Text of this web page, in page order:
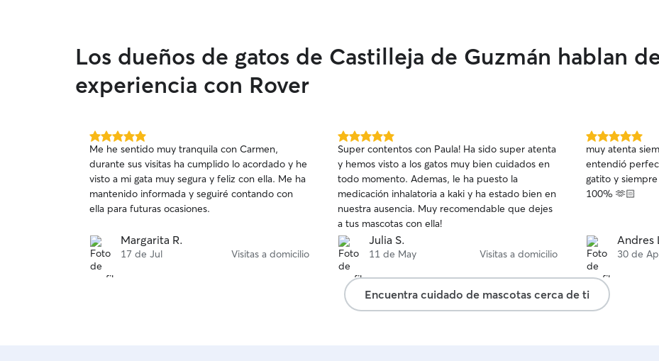
Los dueños de gatos de Castilleja de Guzmán hablan
experiencia con Rover
5.0
de
5
estrellas
Me he sentido muy tranquila con Carmen,
durante sus visitas ha cumplido lo acordado y he
visto a mi gata muy segura y feliz con ella. Me ha
mantenido informada y seguiré contando con
ella para futuras ocasiones.
Margarita R.
17 de Jul Visitas a domicilio
5.0
de
5
estrellas
Super contentos con Paula! Ha sido super atenta
y hemos visto a los gatos muy bien cuidados en
todo momento. Ademas, le ha puesto la
medicación inhalatoria a kaki y ha estado bien en
nuestra ausencia. Muy recomendable que dejes
a tus mascotas con ella!
Julia S.
11 de May Visitas a domicilio
5.0
de
5
estrellas
muy atenta
entendió
gatito y
100% 🫶🏻
Andres
30 de
Encuentra cuidado de mascotas cerca de ti